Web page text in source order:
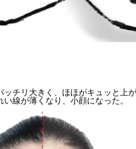
ッチリ大きく、ほほがキュッと
線が薄くなり、小顔になった。